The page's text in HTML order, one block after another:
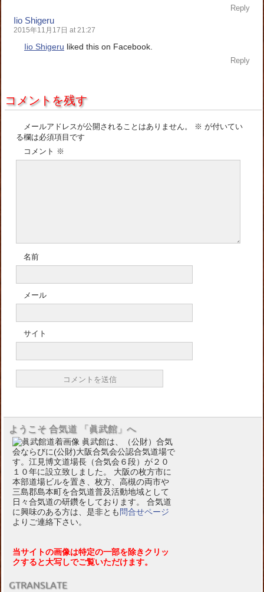
Reply
Iio Shigeru
2015年11月17日 at 21:27
Iio Shigeru liked this on Facebook.
Reply
コメントを残す
メールアドレスが公開されることはありません。 ※ が付いてい
る欄は必須項目です
コメント ※
名前
メール
サイト
ようこそ 合気道 「眞武館」へ
眞武館は、（公財）合気
会ならびに(公財)大阪合気会公認合気道場で
す。江見博文道場長（合気会６段）が２０
１０年に設立致しました。 大阪の枚方市に
本部道場ビルを置き、枚方、高槻の両市や
三島郡島本町を合気道普及活動地域として
日々合気道の研鑽をしております。 合気道
に興味のある方は、是非とも 問合せページ
よりご連絡下さい。
当サイトの画像は特定の一部を除きクリッ
クすると大写しでご覧いただけます。
GTRANSLATE